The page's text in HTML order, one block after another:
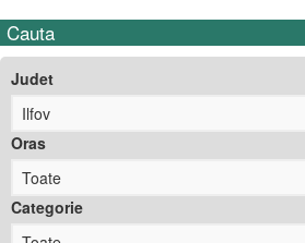
Cauta
Judet
Oras
Categorie